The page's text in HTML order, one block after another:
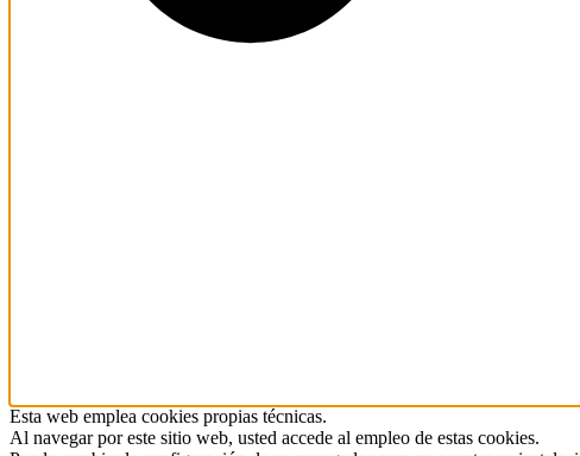
Esta web emplea cookies propias técnicas.
Al navegar por este sitio web, usted accede al empleo de estas cookies.